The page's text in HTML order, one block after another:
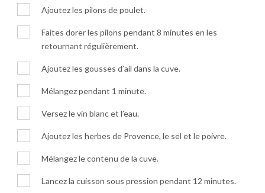
Ajoutez les pilons de poulet.
Faites dorer les pilons pendant 8 minutes en les
retournant régulièrement.
Ajoutez les gousses d’ail dans la cuve.
Mélangez pendant 1 minute.
Versez le vin blanc et l’eau.
Ajoutez les herbes de Provence, le sel et le poivre.
Mélangez le contenu de la cuve.
Lancez la cuisson sous pression pendant 12 minutes.